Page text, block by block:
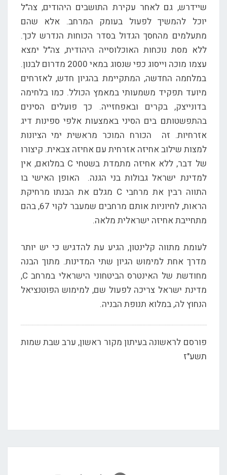
שיידרש, גם לאחר עקירת התושבים היהודים, צה"ל
יוכל להמשיך לפעול בעומק המרחב. אלא שהם
מתעלמים מהחסך הגדול בסדר הכוחות הנדרש לכך.
ללא מסת נוכחות האוכלוסייה היהודית, צה"ל ימצא
עצמו מוכה וייסוג כפי שנסוג במאי 2000 מדרום לבנון.
במלחמה החדשה, המתקיימת בהגיון חדש, לאזרחים
מיועד תפקיד משמעותי במאמץ הכולל. כמו בלחימה
בדונייצק, בקרים ובאפחזייה. כך פועלים הסינים
בהתפשטותם בים הסיני באמצעות אלפי ספינות דיג
אזרחיות. זה הכורח המוכר מראשית ימי הציונות
למצות שילוב אחיזה אזרחית עם אחיזה צבאית. קיצורו
של דבר, ללא אחיזה מתמדת בשטחי C במלואם, אין
למדינת ישראל גבולות בני הגנה. האופן האישי בו
התווה רבין את מרחבי C מגלם את הבנתו מרחיקת
הראות, לחיוניות אותם מרחבים שמעבר לקוי 67, בהם
מתחייבת אחיזה ישראלית מלאה.
לעומת מתווה קלינטון, הגיע עת להדגיש כי יש יותר
מדרך אחת למימוש הגיון שתי המדינות. מתוך הבנה
מחודשת של האינטרס הביטחוני הישראלי במרחב C,
מדינת ישראל צריכה לפעול שם, למימוש הפוטנציאל
הנחוץ לה, במלוא תנופת הבניה.
פורסם לראשונה בעיתון מקור ראשון, ערב שבת שמות
תשע"ז